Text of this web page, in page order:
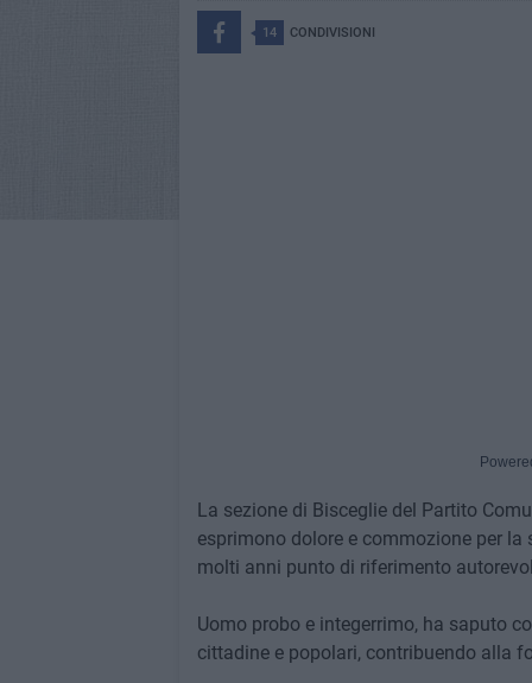
14 CONDIVISIONI
La sezione di Bisceglie del Partito
esprimono dolore e commozione per
molti anni punto di riferimento
Uomo probo e integerrimo, ha saputo
cittadine e popolari, contribuendo alla